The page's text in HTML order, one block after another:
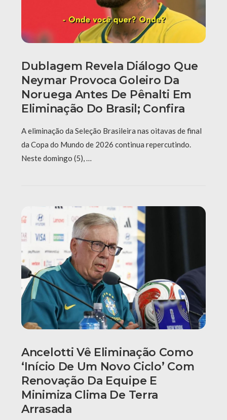
Dublagem Revela Diálogo Que
Neymar Provoca Goleiro Da
Noruega Antes De Pênalti Em
Eliminação Do Brasil; Confira
A eliminação da Seleção Brasileira nas oitavas de final
da Copa do Mundo de 2026 continua repercutindo.
Neste domingo (5), …
Ancelotti Vê Eliminação Como
‘início De Um Novo Ciclo’ Com
Renovação Da Equipe E
Minimiza Clima De Terra
Arrasada